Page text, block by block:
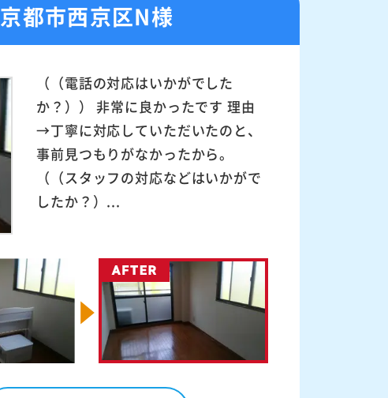
京都市西京区N様
（（電話の対応はいかがでした
か？）） 非常に良かったです 理由
→丁寧に対応していただいたのと、
事前見つもりがなかったから。
（（スタッフの対応などはいかがで
したか？）...